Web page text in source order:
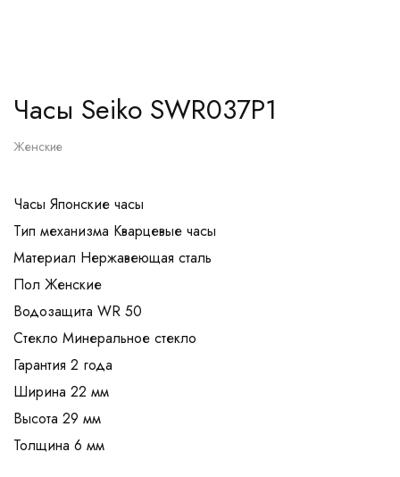
Часы Seiko SWR037P1
Женские
Часы Японские часы
Тип механизма Кварцевые часы
Материал Нержавеющая сталь
Пол Женские
Водозащита WR 50
Стекло Минеральное стекло
Гарантия 2 года
Ширина 22 мм
Высота 29 мм